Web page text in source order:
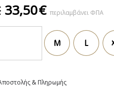
Original
price
55,90€.
33,50€Η
τρέχουσα
τιμή
είναι:
33,50€.
περιλαμβάνει ΦΠΑ
M L
& Πληρωμής